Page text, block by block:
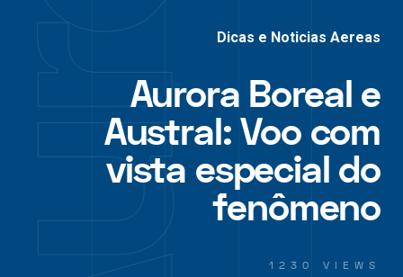
Dicas e Noticias Aereas
Aurora Boreal e
Austral: Voo com
vista especial do
fenômeno
1230 VIEWS